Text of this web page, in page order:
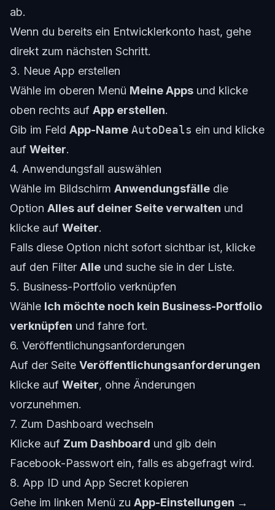
ab.
Wenn du bereits ein Entwicklerkonto hast, gehe
direkt zum nächsten Schritt.
3. Neue App erstellen
Wähle im oberen Menü Meine Apps und klicke
oben rechts auf App erstellen.
Gib im Feld App-Name AutoDeals ein und klicke
auf Weiter.
4. Anwendungsfall auswählen
Wähle im Bildschirm Anwendungsfälle die
Option Alles auf deiner Seite verwalten und
klicke auf Weiter.
Falls diese Option nicht sofort sichtbar ist, klicke
auf den Filter Alle und suche sie in der Liste.
5. Business-Portfolio verknüpfen
Wähle Ich möchte noch kein Business-Portfolio
verknüpfen und fahre fort.
6. Veröffentlichungsanforderungen
Auf der Seite Veröffentlichungsanforderungen
klicke auf Weiter, ohne Änderungen
vorzunehmen.
7. Zum Dashboard wechseln
Klicke auf Zum Dashboard und gib dein
Facebook-Passwort ein, falls es abgefragt wird.
8. App ID und App Secret kopieren
Gehe im linken Menü zu App-Einstellungen →